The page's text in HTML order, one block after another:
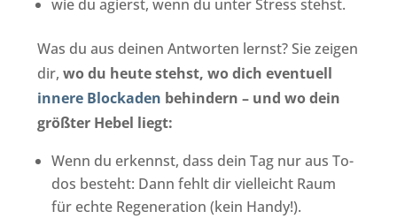
wie du agierst, wenn du unter Stress stehst.
Was du aus deinen Antworten lernst? Sie zeigen
dir,wo du heute stehst, wo dich eventuell
innere Blockaden behindern – und wo dein
größter Hebel liegt:
Wenn du erkennst, dass dein Tag nur aus To-
dos besteht: Dann fehlt dir vielleicht Raum
für echte Regeneration (kein Handy!).